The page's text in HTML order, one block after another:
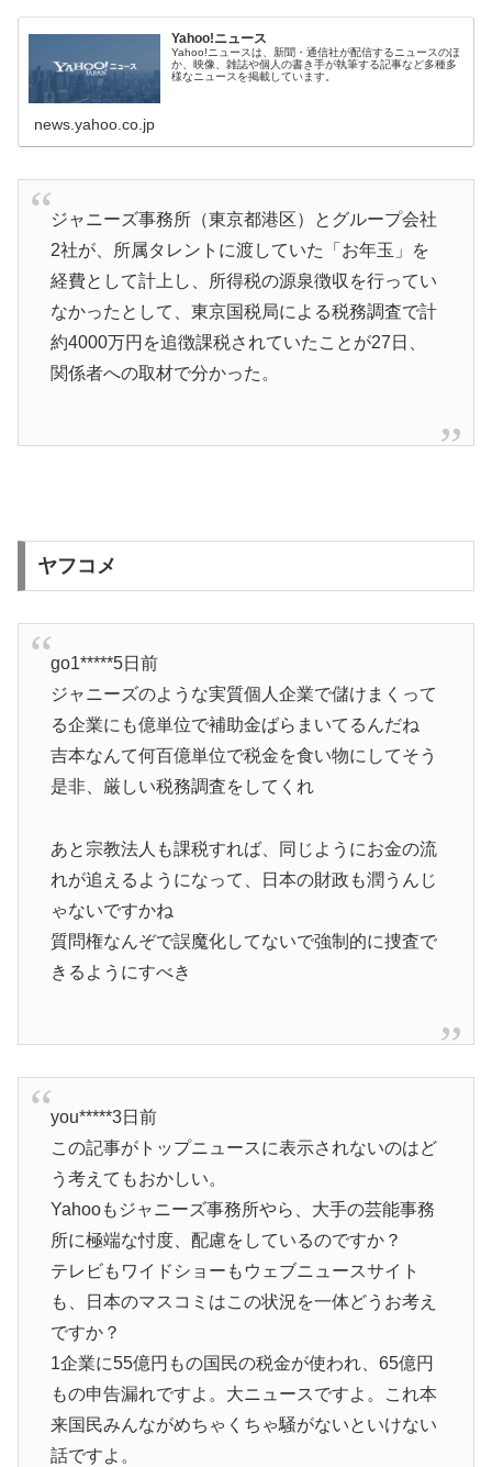
Yahoo!ニュース
Yahoo!ニュースは、新聞・通信社が配信するニュースのほ
か、映像、雑誌や個人の書き手が執筆する記事など多種多
様なニュースを掲載しています。
news.yahoo.co.jp
ジャニーズ事務所（東京都港区）とグループ会社
2社が、所属タレントに渡していた「お年玉」を
経費として計上し、所得税の源泉徴収を行ってい
なかったとして、東京国税局による税務調査で計
約4000万円を追徴課税されていたことが27日、
関係者への取材で分かった。
ヤフコメ
go1*****5日前
ジャニーズのような実質個人企業で儲けまくって
る企業にも億単位で補助金ばらまいてるんだね
吉本なんて何百億単位で税金を食い物にしてそう
是非、厳しい税務調査をしてくれ
あと宗教法人も課税すれば、同じようにお金の流
れが追えるようになって、日本の財政も潤うんじ
ゃないですかね
質問権なんぞで誤魔化してないで強制的に捜査で
きるようにすべき
you*****3日前
この記事がトップニュースに表示されないのはど
う考えてもおかしい。
Yahooもジャニーズ事務所やら、大手の芸能事務
所に極端な忖度、配慮をしているのですか？
テレビもワイドショーもウェブニュースサイト
も、日本のマスコミはこの状況を一体どうお考え
ですか？
1企業に55億円もの国民の税金が使われ、65億円
もの申告漏れですよ。大ニュースですよ。これ本
来国民みんながめちゃくちゃ騒がないといけない
話ですよ。